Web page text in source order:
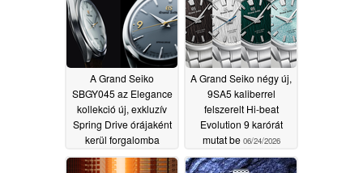
A Grand Seiko
SBGY045 az Elegance
kollekció új, exkluzív
Spring Drive órájaként
kerül forgalomba
06/24/2026
A Grand Seiko négy új,
9SA5 kaliberrel
felszerelt Hi-beat
Evolution 9 karórát
mutat be 06/24/2026